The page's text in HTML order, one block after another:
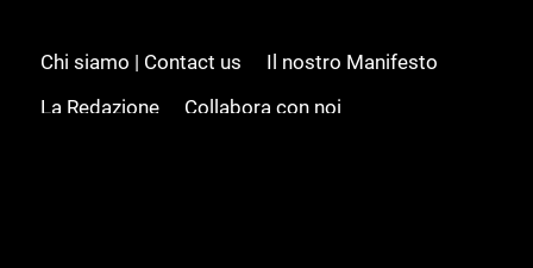
Chi siamo | Contact us
Il nostro Manifesto
La Redazione
Collabora con noi